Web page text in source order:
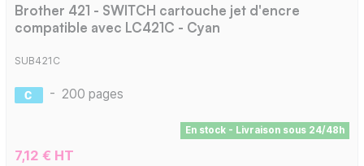
Brother 421 - SWITCH cartouche jet d'encre
compatible avec LC421C - Cyan
SUB421C
- 200 pages
En stock - Livraison sous 24/48h
7,12 € HT